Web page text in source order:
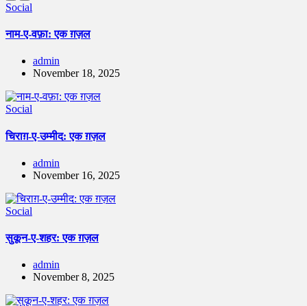
Social
नाम-ए-वफ़ा: एक ग़ज़ल
admin
November 18, 2025
Social
चिराग़-ए-उम्मीद: एक ग़ज़ल
admin
November 16, 2025
Social
सुकून-ए-शहर: एक ग़ज़ल
admin
November 8, 2025